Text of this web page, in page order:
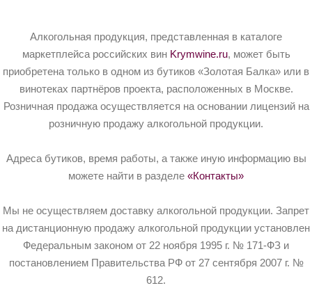
Алкогольная продукция, представленная в каталоге
маркетплейса российских вин Krymwine.ru, может быть
приобретена только в одном из бутиков «Золотая Балка» или в
винотеках партнёров проекта, расположенных в Москве.
Розничная продажа осуществляется на основании лицензий на
розничную продажу алкогольной продукции.
Адреса бутиков, время работы, а также иную информацию вы
можете найти в разделе «Контакты»
Мы не осуществляем доставку алкогольной продукции. Запрет
на дистанционную продажу алкогольной продукции установлен
Федеральным законом от 22 ноября 1995 г. № 171-ФЗ и
постановлением Правительства РФ от 27 сентября 2007 г. №
612.